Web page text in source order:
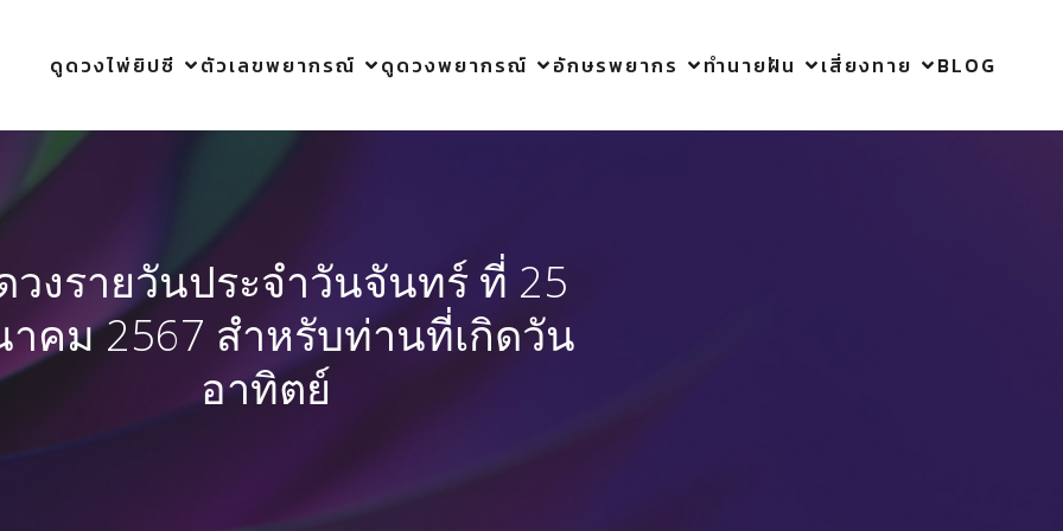
ดูดวงไพ่ยิปซี ตัวเลขพยากรณ์ ดูดวงพยากรณ์ อักษรพยากร ทำนายฝัน เสี่ยงทาย BLOG
วงรายวันประจำวันจันทร์ ที่ 25
คม 2567 สำหรับท่านที่เกิดวัน
อาทิตย์